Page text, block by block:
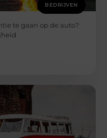
BEDRIJVEN
te gaan op de auto?